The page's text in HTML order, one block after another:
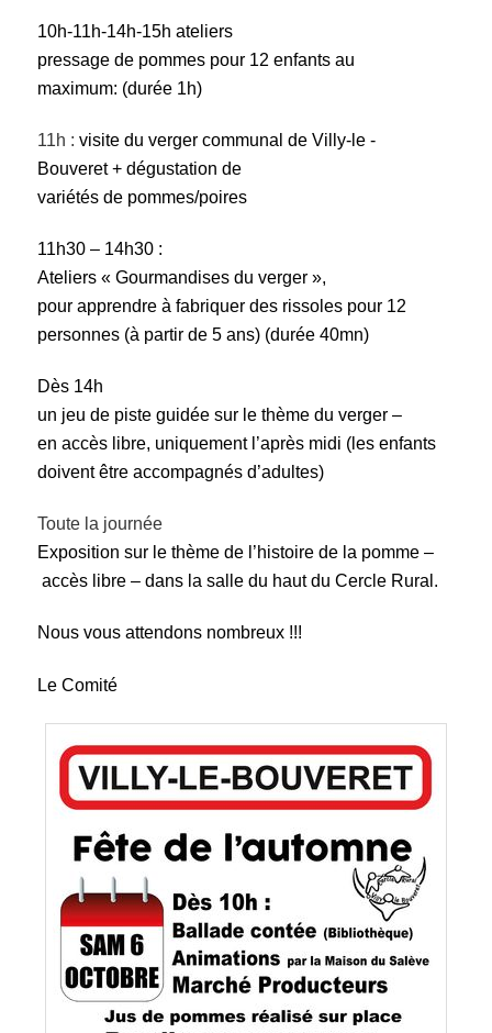
10h-11h-14h-15hateliers
pressage de pommes pour 12 enfants au
maximum: (durée 1h)
11h :visite du verger communal de Villy-le -
Bouveret + dégustation de
variétés de pommes/poires
11h30 – 14h30 :
Ateliers « Gourmandises du verger »,
pour apprendre à fabriquer des rissoles pour 12
personnes (à partir de 5 ans) (durée 40mn)
Dès 14h
un jeu de piste guidée sur le thème du verger –
en accès libre, uniquement l’après midi (les enfants
doivent être accompagnés d’adultes)
Toute la journée
Exposition sur le thème de l’histoire de la pomme –
accès libre – dans la salle du haut du Cercle Rural.
Nous vous attendons nombreux !!!
Le Comité